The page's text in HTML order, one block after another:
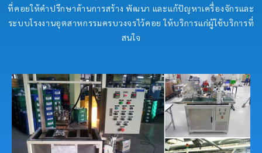
ที่คอยให้คำปรึกษาด้านการสร้าง พัฒนา และแก้ปัญหาเครื่องจักรและ
ระบบโรงงานอุตสาหกรรมครบวงจรไว้คอย ให้บริการแก่ผู้ใช้บริการที่
สนใจ